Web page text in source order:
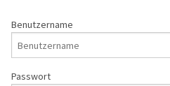
Benutzername
Passwort